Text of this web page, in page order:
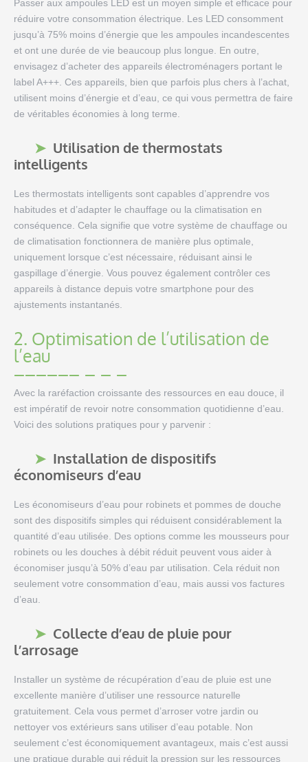
Passer aux ampoules LED est un moyen simple et efficace pour
réduire votre consommation électrique. Les LED consomment
jusqu’à 75% moins d’énergie que les ampoules incandescentes
et ont une durée de vie beaucoup plus longue. En outre,
envisagez d’acheter des appareils électroménagers portant le
label A+++. Ces appareils, bien que parfois plus chers à l’achat,
utilisent moins d’énergie et d’eau, ce qui vous permettra de faire
de véritables économies à long terme.
Utilisation de thermostats
intelligents
Les thermostats intelligents sont capables d’apprendre vos
habitudes et d’adapter le chauffage ou la climatisation en
conséquence. Cela signifie que votre système de chauffage ou
de climatisation fonctionnera de manière plus optimale,
uniquement lorsque c’est nécessaire, réduisant ainsi le
gaspillage d’énergie. Vous pouvez également contrôler ces
appareils à distance depuis votre smartphone pour des
ajustements instantanés.
2. Optimisation de l’utilisation de
l’eau
Avec la raréfaction croissante des ressources en eau douce, il
est impératif de revoir notre consommation quotidienne d’eau.
Voici des solutions pratiques pour y parvenir :
Installation de dispositifs
économiseurs d’eau
Les économiseurs d’eau pour robinets et pommes de douche
sont des dispositifs simples qui réduisent considérablement la
quantité d’eau utilisée. Des options comme les mousseurs pour
robinets ou les douches à débit réduit peuvent vous aider à
économiser jusqu’à 50% d’eau par utilisation. Cela réduit non
seulement votre consommation d’eau, mais aussi vos factures
d’eau.
Collecte d’eau de pluie pour
l’arrosage
Installer un système de récupération d’eau de pluie est une
excellente manière d’utiliser une ressource naturelle
gratuitement. Cela vous permet d’arroser votre jardin ou
nettoyer vos extérieurs sans utiliser d’eau potable. Non
seulement c’est économiquement avantageux, mais c’est aussi
une pratique durable qui réduit la pression sur les ressources